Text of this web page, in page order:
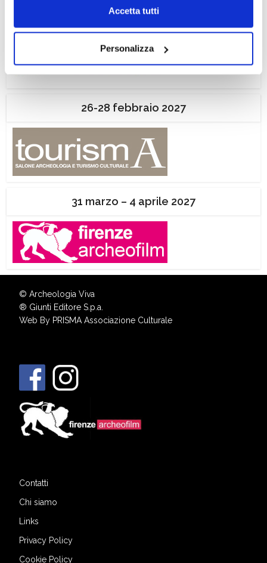
Chiudendo il banner tramite la “X” prosegui la
dei soli cookie tecnici. Selezionando “Accetta tutti” presti
il tuo consenso alla profilazione che potrai revocare in
ogni momentoRevoca
Accetta tutti
Personalizza
26-28 febbraio 2027
31 marzo – 4 aprile 2027
© Archeologia Viva
® Giunti Editore S.p.a.
Web By PRISMA Associazione Culturale
Contatti
Chi siamo
Links
Privacy Policy
Cookie Policy